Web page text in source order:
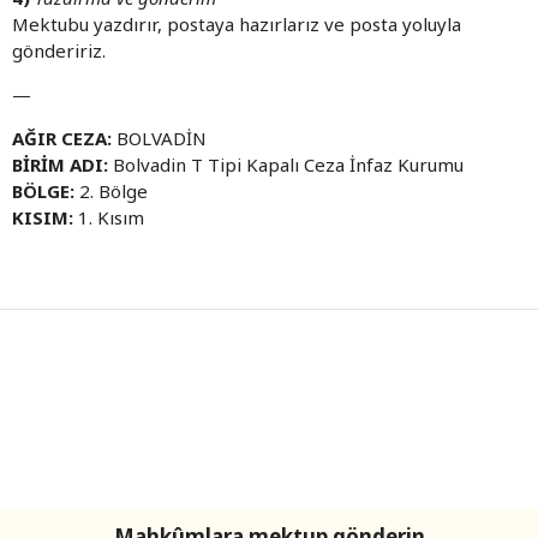
Mektubu yazdırır, postaya hazırlarız ve posta yoluyla
göndeririz.
—
AĞIR CEZA: BOLVADİN
BİRİM ADI: Bolvadin T Tipi Kapalı Ceza İnfaz Kurumu
BÖLGE: 2. Bölge
KISIM: 1. Kısım